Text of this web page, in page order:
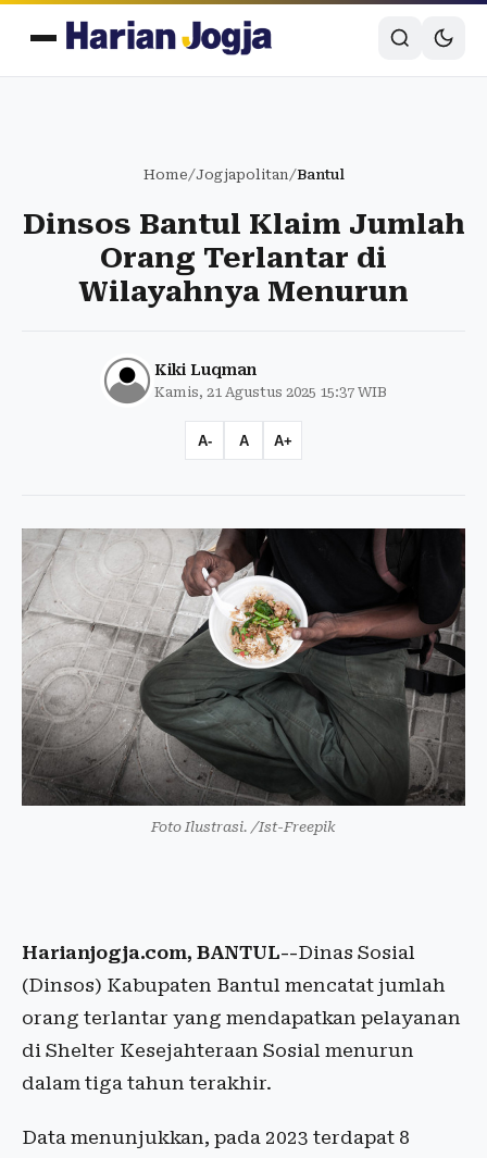
Home/Jogjapolitan/Bantul
Dinsos Bantul Klaim Jumlah
Orang Terlantar di
Wilayahnya Menurun
Kiki Luqman
Kamis, 21 Agustus 2025 15:37 WIB
A- A A+
Foto Ilustrasi. /Ist-Freepik
Harianjogja.com, BANTUL--Dinas Sosial
(Dinsos) Kabupaten Bantul mencatat jumlah
orang terlantar yang mendapatkan pelayanan
di Shelter Kesejahteraan Sosial menurun
dalam tiga tahun terakhir.
Data menunjukkan, pada 2023 terdapat 8